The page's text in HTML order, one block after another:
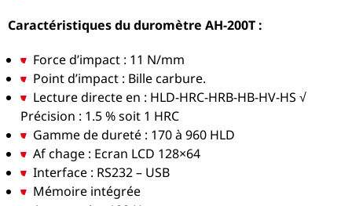
Caractéristiques du duromètre AH-200T :
Force d’impact : 11 N/mm
Point d’impact : Bille carbure.
Lecture directe en : HLD-HRC-HRB-HB-HV-HS √
Précision : 1.5 % soit 1 HRC
Gamme de dureté : 170 à 960 HLD
Af chage : Ecran LCD 128×64
Interface : RS232 – USB
Mémoire intégrée